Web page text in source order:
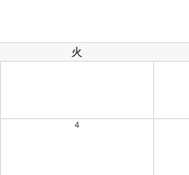
火
4